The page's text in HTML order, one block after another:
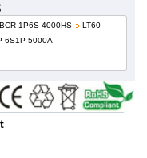
BCR-1P6S-4000HS
LT60
6S1P-5000A